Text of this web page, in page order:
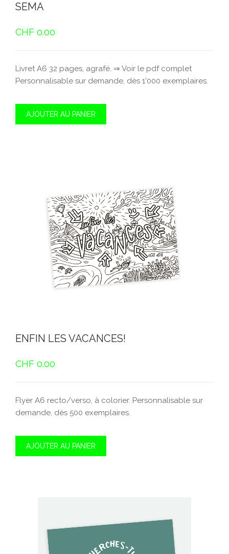
SEMA
CHF 0.00
Livret A6 32 pages, agrafé. ⇒ Voir le pdf complet
Personnalisable sur demande, dès 1'000 exemplaires.
AJOUTER AU PANIER
ENFIN LES VACANCES!
CHF 0.00
Flyer A6 recto/verso, à colorier. Personnalisable sur
demande, dès 500 exemplaires.
AJOUTER AU PANIER